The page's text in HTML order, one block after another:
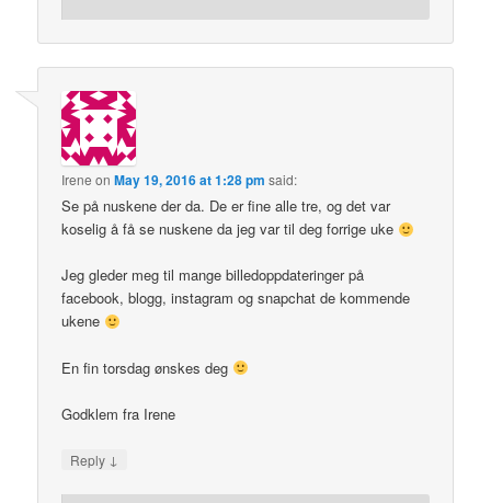
Irene onMay 19, 2016 at 1:28 pm said:
Se på nuskene der da. De er fine alle tre, og det var
koselig å få se nuskene da jeg var til deg forrige uke
Jeg gleder meg til mange billedoppdateringer på
facebook, blogg, instagram og snapchat de kommende
ukene
En fin torsdag ønskes deg
Godklem fra Irene
Reply ↓